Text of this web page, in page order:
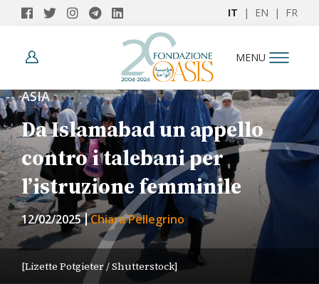
IT | EN | FR
MENU
ASIA
Da Islamabad un appello
contro i talebani per
l’istruzione femminile
12/02/2025 Chiara Pellegrino
[Lizette Potgieter / Shutterstock]